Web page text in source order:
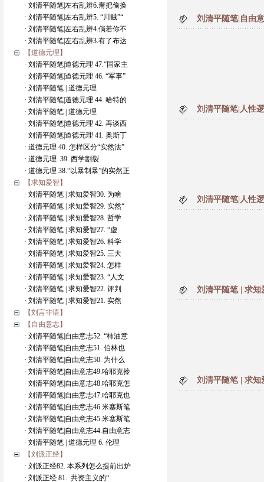
· 刘清平随笔|左右乱辨6.甭把偷换
· 刘清平随笔|左右乱辨5. “川贼”“
· 刘清平随笔|左右乱辨4.倘若你不
· 刘清平随笔|左右乱辨3.有了布达
【道德元理】
· 刘清平随笔|道德元理 47.“国家主
· 刘清平随笔|道德元理 46. “军事”
· 刘清平随笔 | 道德元理
· 刘清平随笔|道德元理 44. 哈特的
· 刘清平随笔 | 道德元理
· 刘清平随笔|道德元理 42. 再谈西
· 刘清平随笔|道德元理 41. 奥斯丁
· 道德元理 40. 怎样区分“实然法”
· 道德元理 39. 西学割裂
· 道德元理 38.“以暴制暴”的实然正
【求知爱智】
· 刘清平随笔 | 求知爱智30. 为啥
· 刘清平随笔 | 求知爱智29. 实然“
· 刘清平随笔 | 求知爱智28. 哲学
· 刘清平随笔 | 求知爱智27. “虚
· 刘清平随笔 | 求知爱智26. 科学
· 刘清平随笔 | 求知爱智25. 三大
· 刘清平随笔 | 求知爱智24. 怎样
· 刘清平随笔 | 求知爱智23. “人文
· 刘清平随笔 | 求知爱智22. 评判
· 刘清平随笔 | 求知爱智21. 实然
【刘言非语】
【自由意志】
· 刘清平随笔|自由意志52. “柿油意
· 刘清平随笔|自由意志51. 伯林也
· 刘清平随笔|自由意志50. 为什么
· 刘清平随笔|自由意志49.哈耶克拎
· 刘清平随笔|自由意志48.哈耶克怎
· 刘清平随笔|自由意志47.哈耶克也
· 刘清平随笔|自由意志46.米塞斯笔
· 刘清平随笔|自由意志45.米塞斯笔
· 刘清平随笔|自由意志44.自由意志
· 刘清平随笔 | 道德元理 6. 伦理
【刘派正经】
· 刘派正经82. 本系列怎么提前出炉
· 刘派正经 81. 共资主义的“
刘清平随笔|自由
刘清平随笔|人性
刘清平随笔|人性
刘清平随笔 | 求知
刘清平随笔 | 求知